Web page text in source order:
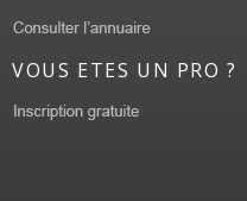
VOUS ETES UN PRO ?